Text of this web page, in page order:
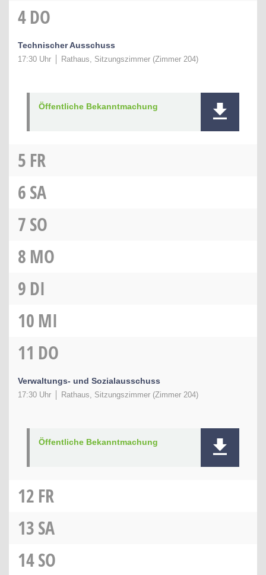
4DO
Technischer Ausschuss
17:30 Uhr Rathaus, Sitzungszimmer (Zimmer 204)
Öffentliche Bekanntmachung
5 FR
6SA
7SO
8 MO
9 DI
10 MI
11 DO
Verwaltungs- und Sozialausschuss
17:30 Uhr Rathaus, Sitzungszimmer (Zimmer 204)
Öffentliche Bekanntmachung
12 FR
13SA
14SO